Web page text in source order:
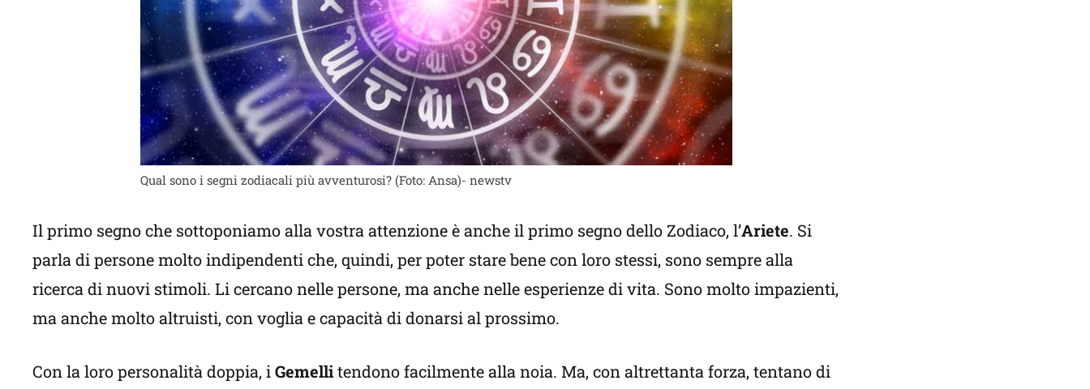
Qual sono i segni zodiacali più avventurosi? (Foto: Ansa)- newstv
Il primo segno che sottoponiamo alla vostra attenzione è anche il primo segno dello Zodiaco, l’Ariete. Si
parla di persone molto indipendenti che, quindi, per poter stare bene con loro stessi, sono sempre alla
ricerca di nuovi stimoli. Li cercano nelle persone, ma anche nelle esperienze di vita. Sono molto impazienti,
ma anche molto altruisti, con voglia e capacità di donarsi al prossimo.
Con la loro personalità doppia, iGemellitendono facilmente alla noia. Ma, con altrettanta forza, tentano di